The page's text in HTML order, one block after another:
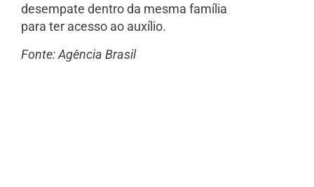
desempate dentro da mesma família
para ter acesso ao auxílio.
Fonte: Agência Brasil